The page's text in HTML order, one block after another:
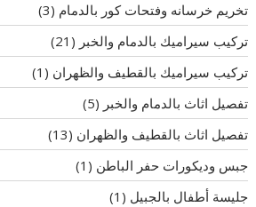
تخريم خرسانه وفتحات كور بالدمام (3)
تركيب سيراميك بالدمام والخبر (21)
تركيب سيراميك بالقطيف والظهران (1)
تفصيل اثاث بالدمام والخبر (5)
تفصيل اثاث بالقطيف والظهران (13)
جبس وديكورات حفر الباطن (1)
جليسة أطفال بالجبيل (1)